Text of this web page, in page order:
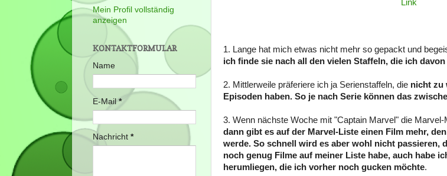
Link
1. Lange hat mich etwas nicht mehr so gepackt und
ich finde sie nach all den vielen Staffeln, die ich
2. Mittlerweile präferiere ich ja Serienstaffeln, die nicht zu
Episoden haben. So je nach Serie können das
3. Wenn nächste Woche mit "Captain Marvel" die
dann gibt es auf der Marvel-Liste einen Film mehr,
werde. So schnell wird es aber wohl nicht passieren,
noch genug Filme auf meiner Liste habe, auch habe
herumliegen, die ich vorher noch gucken möchte.
Mein Profil vollständig
anzeigen
KONTAKTFORMULAR
Name
E-Mail *
Nachricht *